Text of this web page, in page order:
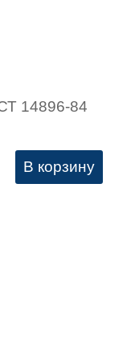
14896-84
В корзину